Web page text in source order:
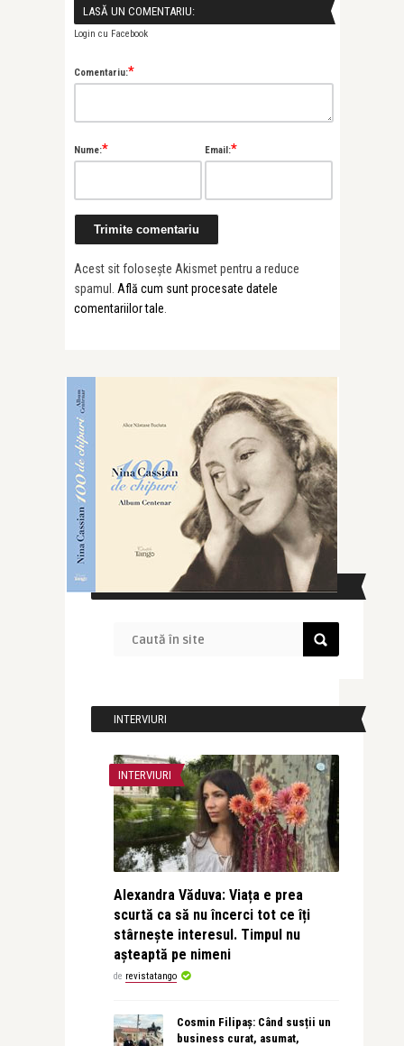
LASĂ UN COMENTARIU:
Login cu Facebook
Comentariu:*
Nume:* Email:*
Acest sit folosește Akismet pentru a reduce
spamul. Află cum sunt procesate datele
comentariilor tale
CAUTĂ ÎN SITE
INTERVIURI
INTERVIURI
Alexandra Văduva: Viața e prea
scurtă ca să nu încerci tot ce îți
stârnește interesul. Timpul nu
așteaptă pe nimeni
de revistatango
Cosmin Filipaș: Când susții un
business curat, asumat,